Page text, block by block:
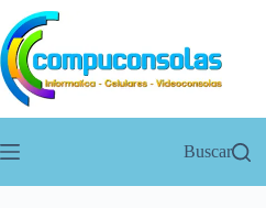
Saltar
al
contenido
Buscar